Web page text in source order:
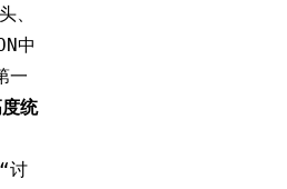
、
中
一
统
讨